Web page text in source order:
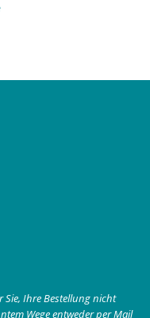
Sie, Ihre Bestellung nicht
Wege entweder per Mail